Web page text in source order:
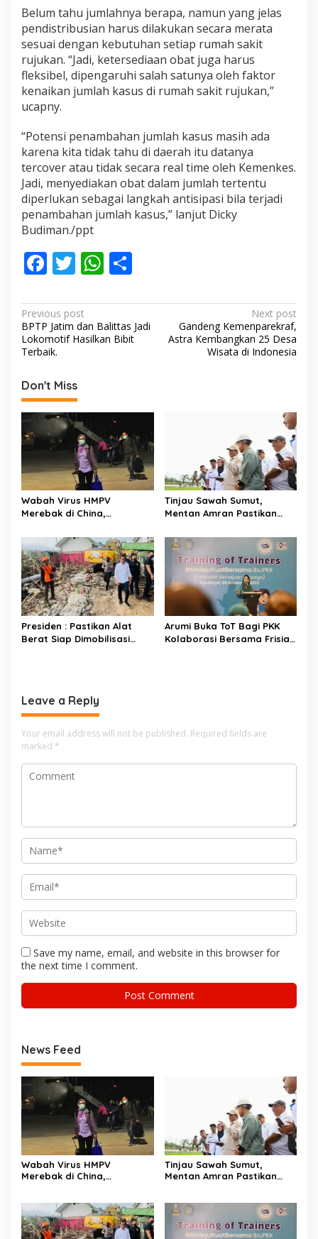
Belum tahu jumlahnya berapa, namun yang jelas
pendistribusian harus dilakukan secara merata
sesuai dengan kebutuhan setiap rumah sakit
rujukan. “Jadi, ketersediaan obat juga harus
fleksibel, dipengaruhi salah satunya oleh faktor
kenaikan jumlah kasus di rumah sakit rujukan,”
ucapny.
“Potensi penambahan jumlah kasus masih ada
karena kita tidak tahu di daerah itu datanya
tercover atau tidak secara real time oleh Kemenkes.
Jadi, menyediakan obat dalam jumlah tertentu
diperlukan sebagai langkah antisipasi bila terjadi
penambahan jumlah kasus,” lanjut Dicky
Budiman./ppt
F
e
b
o
o
k
T
itt
er
W
at
s
ar
e
P
o
s
t
n
a
v
i
g
a
t
i
o
n
Previous post
BPTP Jatim dan Balittas Jadi
Lokomotif Hasilkan Bibit
Terbaik.
Next post
Gandeng Kemenparekraf,
Astra Kembangkan 25 Desa
Wisata di Indonesia
Don't Miss
Wabah Virus HMPV
Merebak di China,
untuk Waspada dan
Terapkan Protokol
Kesehatan
Tinjau Sawah Sumut,
Mentan Amran Pastikan
Lewat Oplah dan Cetak
Sawah Berjalan Lancar
Presiden : Pastikan Alat
Berat Siap Dimobilisasi
Arumi Buka ToT Bagi PKK
Kolaborasi Bersama Frisian
Leave a Reply
Your email address will not be published. Required fields are
marked *
Save my name, email, and website in this browser for
the next time I comment.
News Feed
Wabah Virus HMPV
Merebak di China,
Terapkan Protokol
Kesehatan
Tinjau Sawah Sumut,
Mentan Amran Pastikan
Sawah Berjalan Lancar